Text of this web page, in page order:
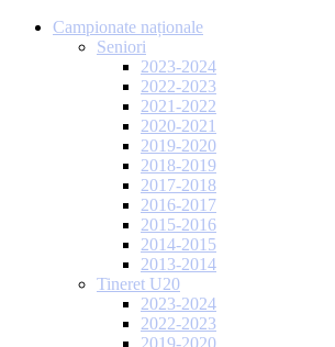
Campionate naționale
Seniori
2023-2024
2022-2023
2021-2022
2020-2021
2019-2020
2018-2019
2017-2018
2016-2017
2015-2016
2014-2015
2013-2014
Tineret U20
2023-2024
2022-2023
2019-2020